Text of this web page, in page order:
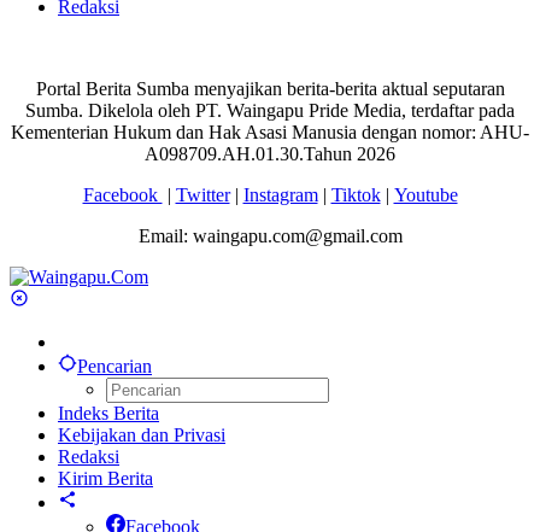
Redaksi
Portal Berita Sumba menyajikan berita-berita aktual seputaran
Sumba. Dikelola oleh PT. Waingapu Pride Media, terdaftar pada
Kementerian Hukum dan Hak Asasi Manusia dengan nomor: AHU-
A098709.AH.01.30.Tahun 2026
Facebook | Twitter| Instagram| Tiktok| Youtube
Email: waingapu.com@gmail.com
Pencarian
Indeks Berita
Kebijakan dan Privasi
Redaksi
Kirim Berita
Facebook